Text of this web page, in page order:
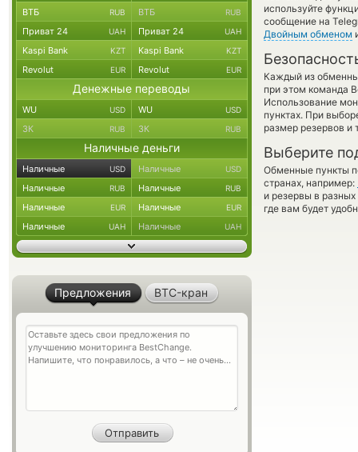
используйте
сообщение на
Двойным обменом
Каждый из
при этом команда
Использование
пунктах. При
размер резервов и
Выберите
Обменные пункты
странах, например:
и резервы в
где вам будет
ВТБ RUB ВТБ RUB
Приват 24 UAH Приват 24 UAH
Kaspi Bank KZT Kaspi Bank KZT
Revolut EUR Revolut EUR
Денежные переводы
WU USD WU USD
ЗК RUB ЗК RUB
Наличные деньги
Наличные USD Наличные USD
Наличные RUB Наличные RUB
Наличные EUR Наличные EUR
Наличные UAH Наличные UAH
Предложения BTC-кран